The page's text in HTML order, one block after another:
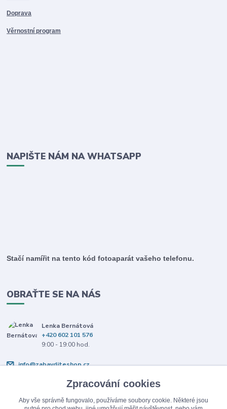
Zpracování cookies
Aby vše správně fungovalo, používáme soubory cookie. Některé jsou
Doprava
Věrnostní program
NAPIŠTE NÁM NA WHATSAPP
Stačí namířit na tento kód fotoaparát vašeho telefonu.
OBRAŤTE SE NA NÁS
Lenka Bernátová
+420 602 101 576
9:00 - 19:00 hod.
info@zabavditeshop.cz
Zpracování cookies
Aby vše správně fungovalo, používáme soubory cookie. Některé jsou